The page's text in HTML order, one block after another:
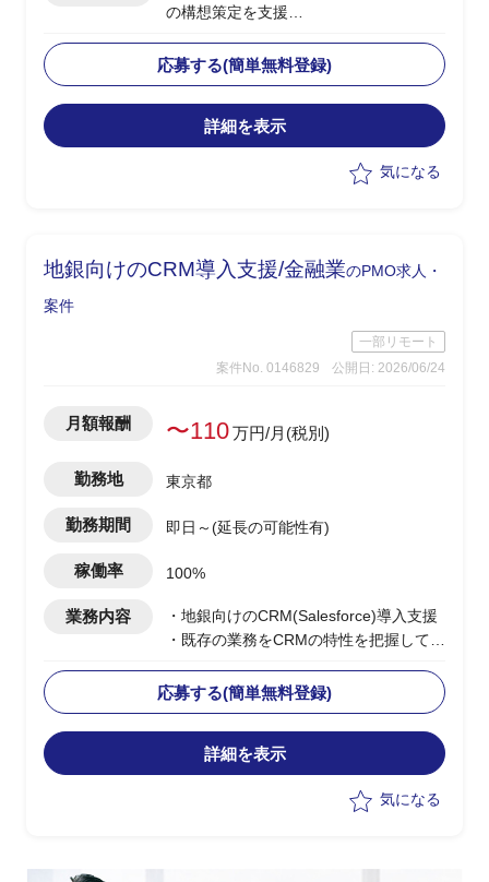
の構想策定を支援
内の主要メンバーの方と合意形成した上
で
OMO機能を含めたあるべき姿を具体化
・幹部の合意を得るために、ユーザー調
て、
→調査自体は、あまり難易度は高くな
く、地道なディスクトップ調査がメイン
・基幹システムを含めたシステム領域
は、弊社コンサル担当がおり、双方で連
いく
・CRM構想として期待されているポイン
トは、OMO機能、EC機能、MA&CDP活
用によるパーソナライズCRMなど
応募する(簡単無料登録)
詳細を表示
気になる
地銀向けのCRM導入支援/金融業のPMO求人・
案件
一部リモート
案件No. 0146829
公開日: 2026/06/24
月額報酬 〜110万円/月(税別)
勤務地 東京都
勤務期間 即日～(延長の可能性有)
稼働率 100%
業務内容
・地銀向けのCRM(Salesforce)導入支援
・既存の業務をCRMの特性を把握して落
・下記想定業務内容
-現状業務のヒアリング
-課題整理
-スケジュール管理
応募する(簡単無料登録)
詳細を表示
気になる